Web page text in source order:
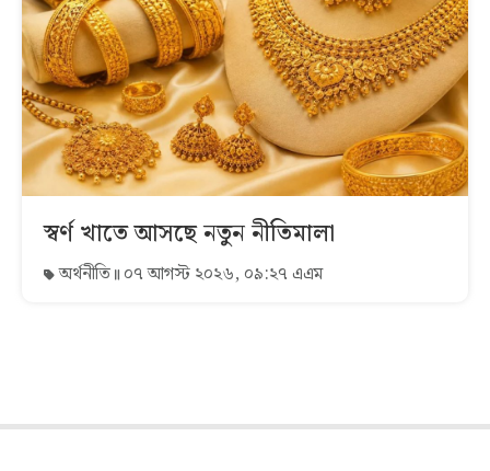
স্বর্ণ খাতে আসছে নতুন নীতিমালা
অর্থনীতি ০৭ আগস্ট ২০২৬, ০৯:২৭ এএম